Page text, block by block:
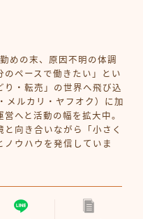
めの末、原因不明の体調
ペースで働きたい」とい
り・転売」の世界へ飛び込
メルカリ・ヤフオク）に加
へと活動の幅を拡大中。
向き合いながら「小さく
ウハウを発信していま